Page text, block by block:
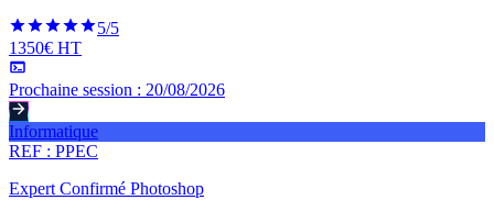
5/5
1350€ HT
Prochaine session : 20/08/2026
Informatique
REF : PPEC
Expert Confirmé Photoshop